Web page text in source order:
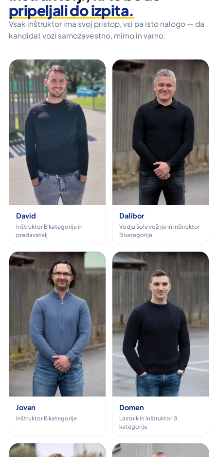
pripeljali do izpita.
Vsak inštruktor ima svoj pristop, vsi pa isto nalogo — da
kandidat vozi samozavestno, mirno in varno.
David
Inštruktor B kategorije in
predavatelj
Dalibor
Vodja šole vožnje in inštruktor
B kategorije
Jovan
Inštruktor B kategorije
Domen
Lastnik in inštruktor B
kategorije